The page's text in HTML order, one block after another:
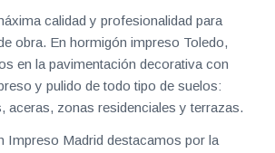
calidad y profesionalidad para
obra. En hormigón impreso Toledo,
en la pavimentación decorativa con
y pulido de todo tipo de suelos:
aceras, zonas residenciales y terrazas.
Impreso Madrid destacamos por la